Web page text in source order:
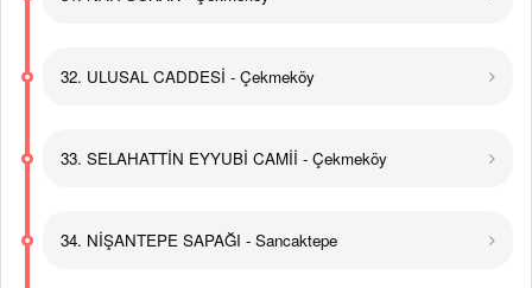
32. ULUSAL CADDESİ - Çekmeköy
33. SELAHATTİN EYYUBİ CAMİİ - Çekmeköy
34. NİŞANTEPE SAPAĞI - Sancaktepe